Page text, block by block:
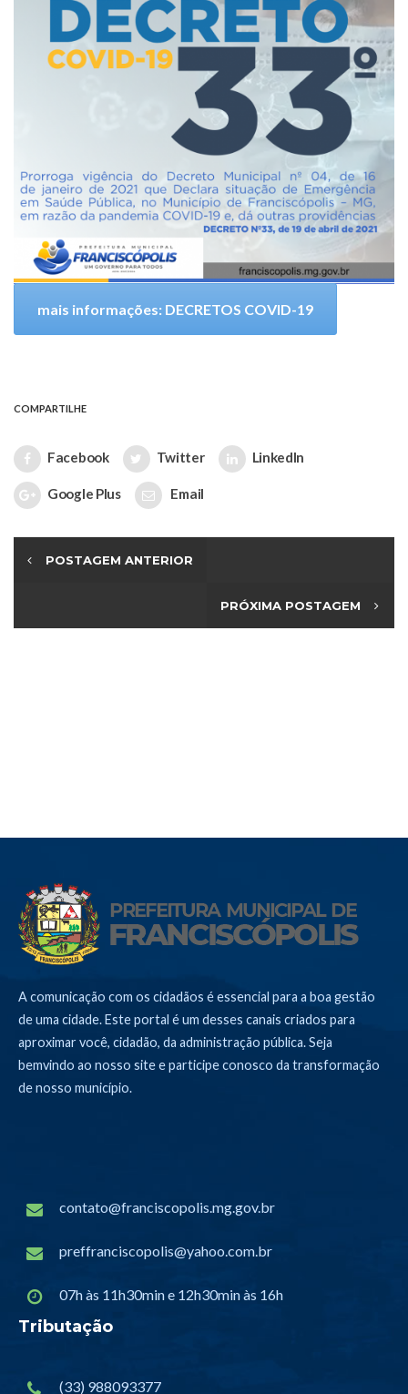
mais informações: DECRETOS COVID-19
COMPARTILHE
Facebook Twitter LinkedIn
Google Plus Email
POSTAGEM ANTERIOR
PRÓXIMA POSTAGEM
A comunicação com os cidadãos é essencial para a boa gestão
de uma cidade. Este portal é um desses canais criados para
aproximar você, cidadão, da administração pública. Seja
bemvindo ao nosso site e participe conosco da transformação
de nosso município.
contato@franciscopolis.mg.gov.br
preffranciscopolis@yahoo.com.br
07h às 11h30min e 12h30min às 16h
Tributação
(33) 988093377